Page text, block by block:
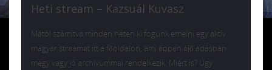
Heti stream – Kazsuál Kuvasz
Mától számítva minden héten ki fogunk emelni egy aktív
magyar streamet itt a főoldalon, ami éppen élő adásban
megy vagy jó archívummal rendelkezik. Miért is? Úgy